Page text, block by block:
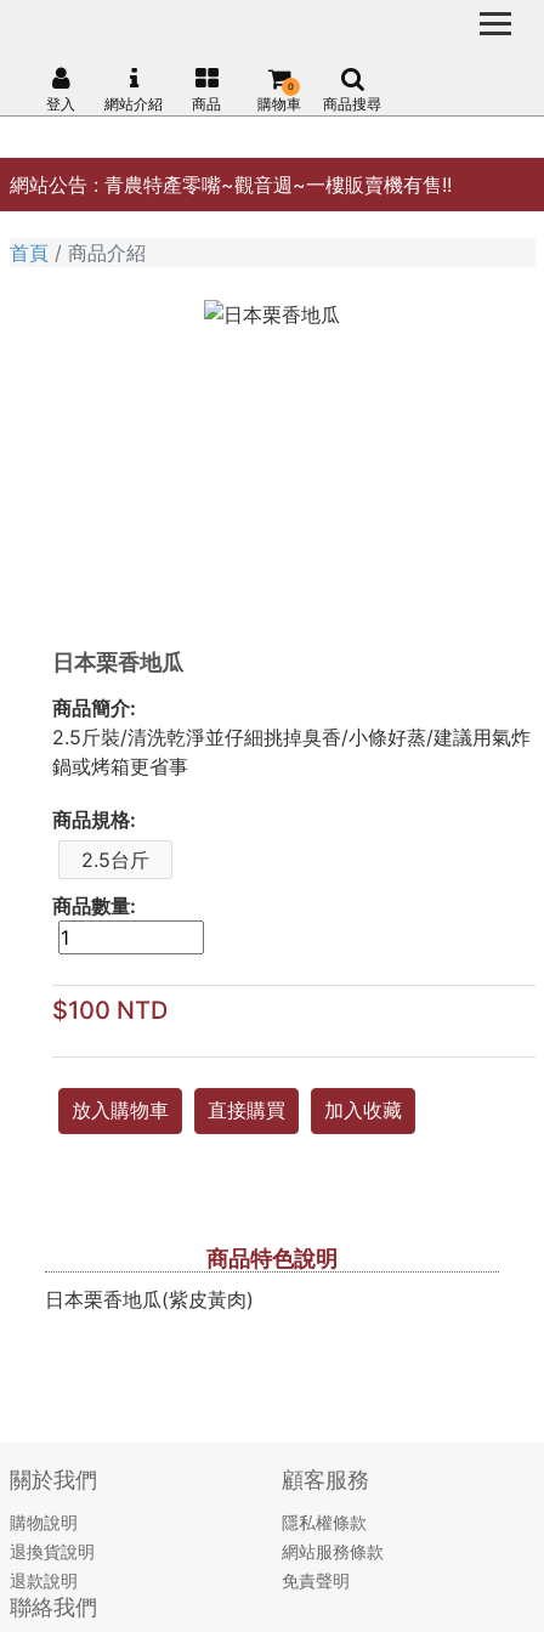
網站公告 : 青農特產零嘴~觀音週~一樓販賣機有售!!
登入 網站介紹 商品 購物車
0
商品搜尋
首頁 商品介紹
日本栗香地瓜
商品簡介:
2.5斤裝/清洗乾淨並仔細挑掉臭香/小條好蒸/建議用氣炸
鍋或烤箱更省事
商品規格:
2.5台斤
商品數量:
$100 NTD
放入購物車 直接購買 加入收藏
商品特色說明
日本栗香地瓜(紫皮黃肉)
關於我們
購物說明
退換貨說明
退款說明
顧客服務
隱私權條款
網站服務條款
免責聲明
聯絡我們